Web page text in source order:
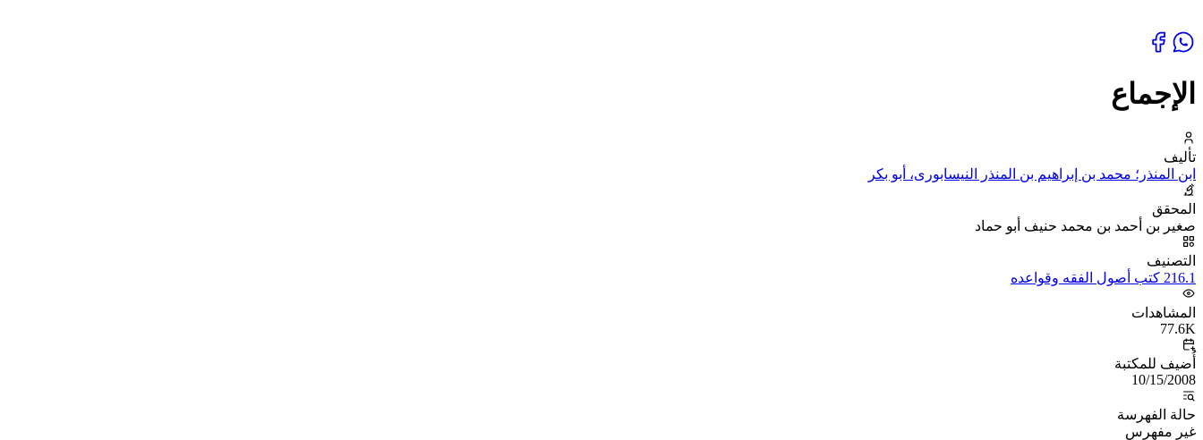
الإجماع
تأليف
ابن المنذر؛ محمد بن إبراهيم بن المنذر النيسابورى، أبو بكر
المحقق
صغير بن أحمد بن محمد حنيف أبو حماد
التصنيف
216.1 كتب أصول الفقه وقواعده
المشاهدات
77.6K
أُضيف للمكتبة
10/15/2008
حالة الفهرسة
غير مفهرس